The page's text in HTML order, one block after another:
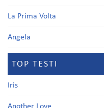
La Prima Volta
Angela
TOP TESTI
Iris